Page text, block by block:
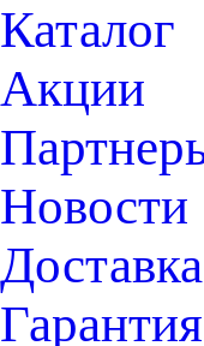
Каталог
Акции
Новости
Доставка